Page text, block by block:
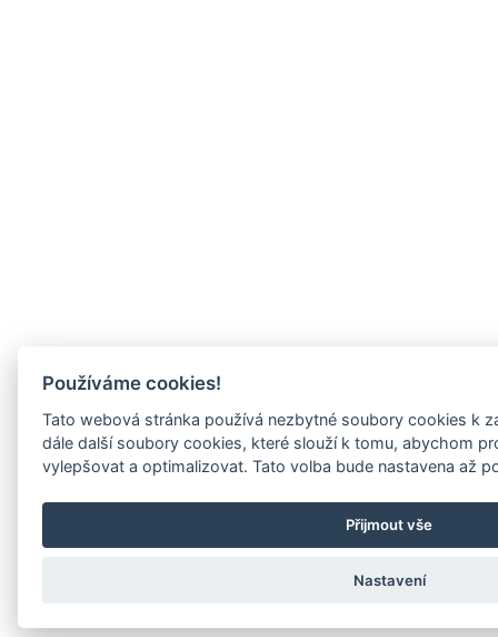
Používáme cookies!
Tato webová stránka používá nezbytné soubory cookies k
dále další soubory cookies, které slouží k tomu, abychom
vylepšovat a optimalizovat. Tato volba bude nastavena až
Přijmout vše
Nastavení